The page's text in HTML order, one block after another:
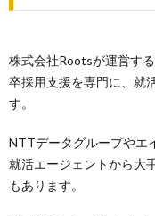
株式会社Rootsが運営す
卒採用支援を専門に、就
す。
NTTデータグループやエ
就活エージェントから大
もあります。